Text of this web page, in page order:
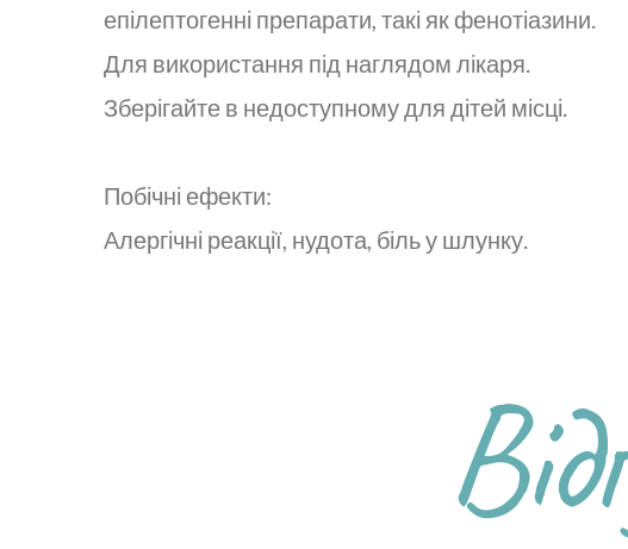
епілептогенні препарати, такі як фенотіазини.
Для використання під наглядом лікаря.
Зберігайте в недоступному для дітей місці.
Побічні ефекти:
Алергічні реакції, нудота, біль у шлунку.